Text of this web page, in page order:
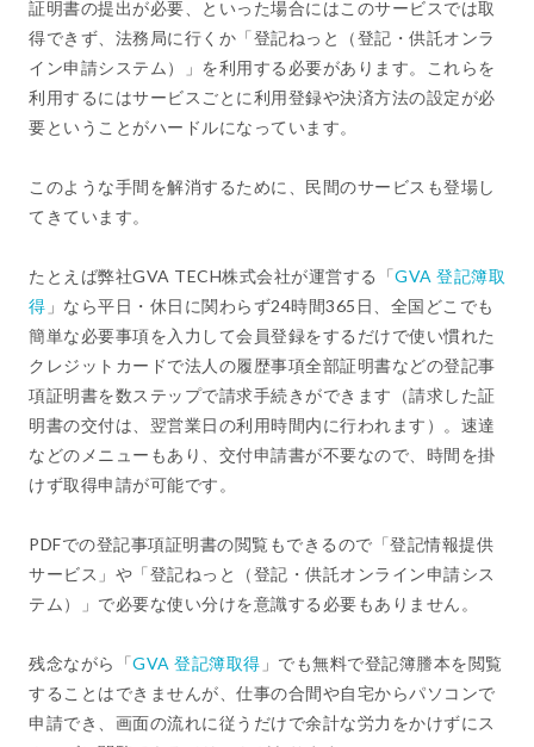
証明書の提出が必要、といった場合にはこのサービスでは取
得できず、法務局に行くか「登記ねっと（登記・供託オンラ
イン申請システム）」を利用する必要があります。これらを
利用するにはサービスごとに利用登録や決済方法の設定が必
要ということがハードルになっています。
このような手間を解消するために、民間のサービスも登場し
てきています。
たとえば弊社GVA TECH株式会社が運営する「GVA 登記簿取
得 」なら平日・休日に関わらず24時間365日、全国どこでも
簡単な必要事項を入力して会員登録をするだけで使い慣れた
クレジットカードで法人の履歴事項全部証明書などの登記事
項証明書を数ステップで請求手続きができます（請求した証
明書の交付は、翌営業日の利用時間内に行われます）。速達
などのメニューもあり、交付申請書が不要なので、時間を掛
けず取得申請が可能です。
PDFでの登記事項証明書の閲覧もできるので「登記情報提供
サービス」や「登記ねっと（登記・供託オンライン申請シス
テム）」で必要な使い分けを意識する必要もありません。
残念ながら「GVA 登記簿取得 」でも無料で登記簿謄本を閲覧
することはできませんが、仕事の合間や自宅からパソコンで
申請でき、画面の流れに従うだけで余計な労力をかけずにス